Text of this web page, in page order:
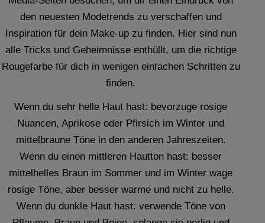
den neuesten Modetrends zu verschaffen und
Inspiration für dein Make-up zu finden. Hier sind nun
alle Tricks und Geheimnisse enthüllt, um die richtige
Rougefarbe für dich in wenigen einfachen Schritten zu
finden.
Wenn du sehr helle Haut hast: bevorzuge rosige
Nuancen, Aprikose oder Pfirsich im Winter und
mittelbraune Töne in den anderen Jahreszeiten.
Wenn du einen mittleren Hautton hast: besser
mittelhelles Braun im Sommer und im Winter wage
rosige Töne, aber besser warme und nicht zu helle.
Wenn du dunkle Haut hast: verwende Töne von